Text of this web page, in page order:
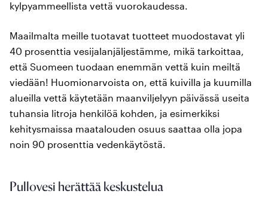
kylpyammeellista vettä vuorokaudessa.
Maailmalta meille tuotavat tuotteet muodostavat yli
40 prosenttia vesijalanjäljestämme, mikä tarkoittaa,
että Suomeen tuodaan enemmän vettä kuin meiltä
viedään! Huomionarvoista on, että kuivilla ja kuumilla
alueilla vettä käytetään maanviljelyyn päivässä useita
tuhansia litroja henkilöä kohden, ja esimerkiksi
kehitysmaissa maatalouden osuus saattaa olla jopa
noin 90 prosenttia vedenkäytöstä.
Pullovesi herättää keskustelua